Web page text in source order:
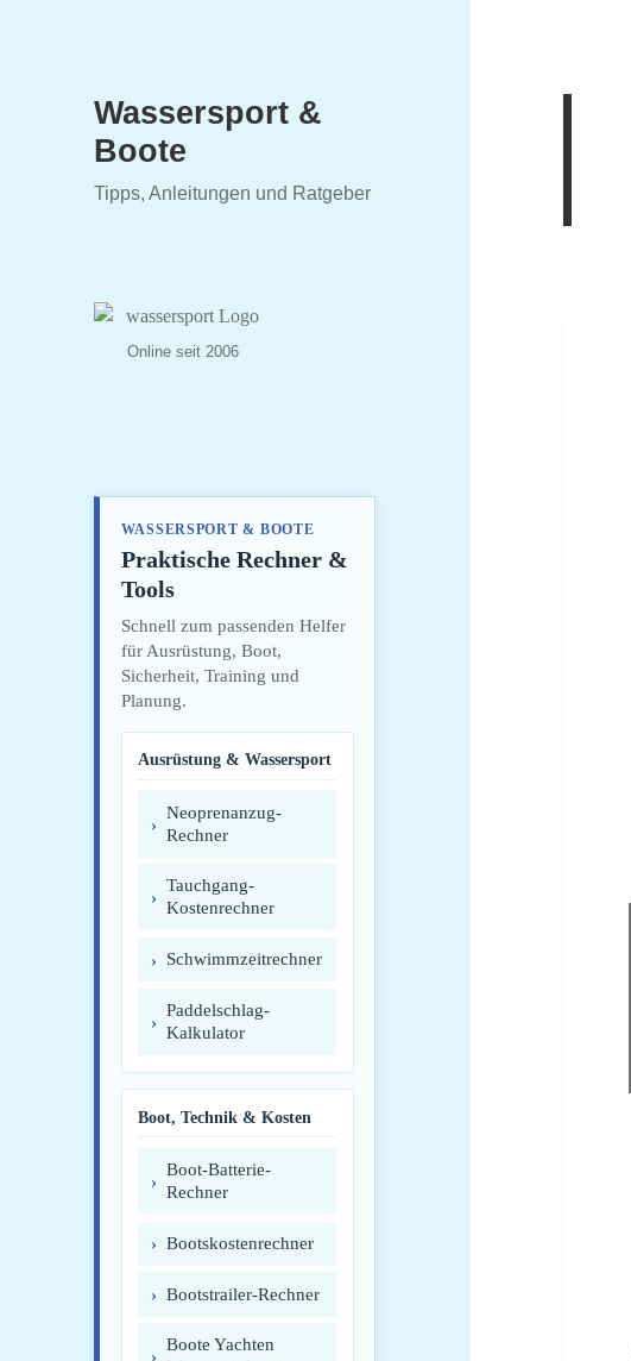
Wassersport &
Boote
Tipps, Anleitungen und Ratgeber
Online seit 2006
WASSERSPORT & BOOTE
Praktische Rechner &
Tools
Schnell zum passenden Helfer
für Ausrüstung, Boot,
Sicherheit, Training und
Planung.
Ausrüstung & Wassersport
Neoprenanzug-
Rechner
Tauchgang-
Kostenrechner
Schwimmzeitrechner
Paddelschlag-
Kalkulator
Boot, Technik & Kosten
Boot-Batterie-
Rechner
Bootskostenrechner
Bootstrailer-Rechner
Boote Yachten